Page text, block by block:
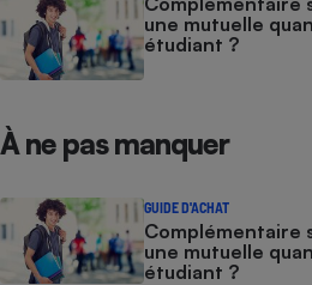
une mutuelle
étudiant ?
À ne pas manquer
GUIDE D'ACHAT
Complémentaire
une mutuelle
étudiant ?